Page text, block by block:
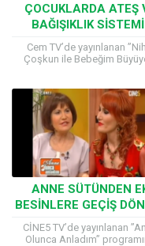
ÇOCUKLARDA ATEŞ
BAĞIŞIKLIK
BEBEĞIM BÜYÜYOR
Cem TV’de yayınlanan
Çoşkun ile Bebeğim
Hilal Mocan, çocuk
ANNE SÜTÜNDEN
BESINLERE GEÇIŞ
CİNE5 TV’de yayınlanan
Olunca Anladım”